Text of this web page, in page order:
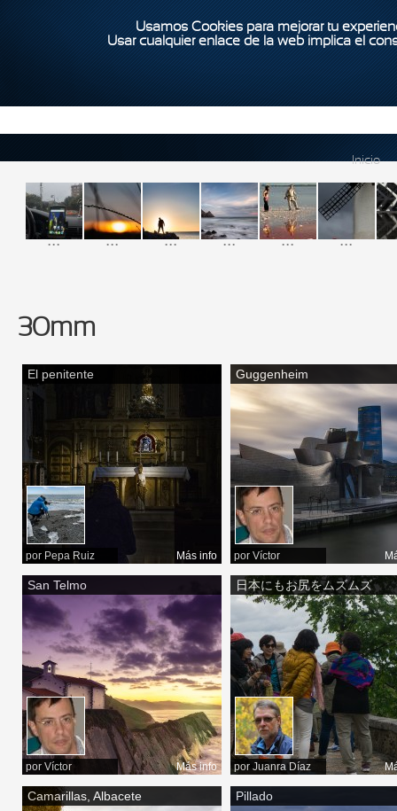
Usamos Cookies para mejorar tu
Usar cualquier enlace de la web implica el
Inicio
... ... ... ... ... ...
30mm
El penitente
por Pepa Ruiz Más info
Guggenheim
por Víctor
San Telmo
por Víctor Más info
日本にもお尻をムズムズ
por Juanra Díaz
Camarillas, Albacete Pillado